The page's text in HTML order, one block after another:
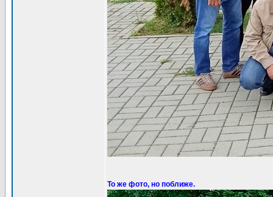
То же фото, но поближе.